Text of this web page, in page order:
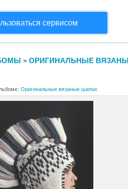
сервисом
» ОРИГИНАЛЬНЫЕ
Оригинальные вязаные шапки.